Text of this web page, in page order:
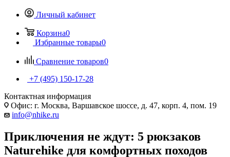
Личный кабинет
Корзина0
Избранные товары0
Сравнение товаров0
+7 (495) 150-17-28
Контактная информация
Офис: г. Москва, Варшавское шоссе, д. 47, корп. 4, пом. 19
info@nhike.ru
Приключения не ждут: 5 рюкзаков
Naturehike для комфортных походов